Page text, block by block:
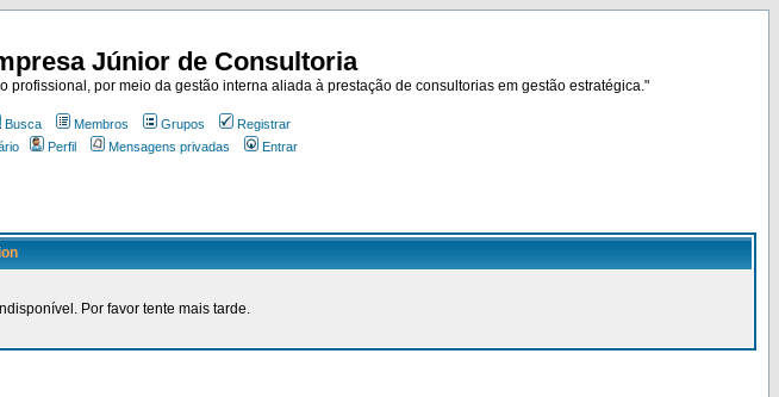
Júnior de Consultoria
por meio da gestão interna aliada à prestação de consultorias em gestão estratégica."
Busca Membros Grupos
Registrar
Perfil Mensagens privadas Entrar
Por favor tente mais tarde.